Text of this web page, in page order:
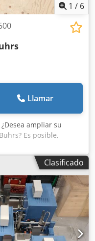
1 / 6
Llamar
¿Desea ampliar su
Es posible,
de todos los
pueden instalar al
de un sistema de
- Canales de hojas
de documentos A4
Apparatebau
por hoja cortada para
de documentos A4
de inversión ITM
Clasificado